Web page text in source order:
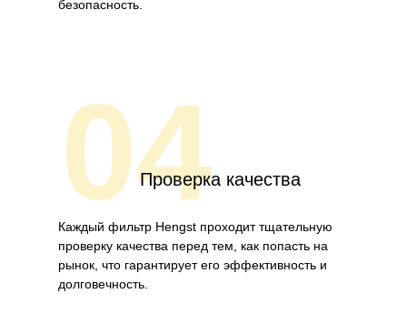
безопасность.
04Проверка качества
Каждый фильтр Hengst проходит тщательную
проверку качества перед тем, как попасть на
рынок, что гарантирует его эффективность и
долговечность.